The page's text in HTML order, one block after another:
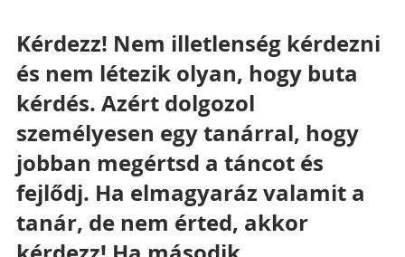
Kérdezz! Nem illetlenség kérdezni
és nem létezik olyan, hogy buta
kérdés. Azért dolgozol
személyesen egy tanárral, hogy
jobban megértsd a táncot és
fejlődj. Ha elmagyaráz valamit a
tanár, de nem érted, akkor